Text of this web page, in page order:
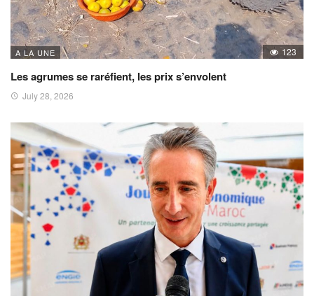
A LA UNE 123
Les agrumes se raréfient, les prix s’envolent
July 28, 2026